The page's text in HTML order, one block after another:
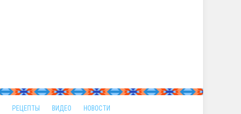
РЕЦЕПТЫ ВИДЕО НОВОСТИ